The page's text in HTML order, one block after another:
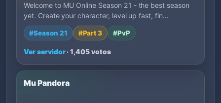
Welcome to MU Online Season 21 - the best season
yet. Create your character, level up fast, fin…
#Season 21 #Part 3 #PvP
Ver servidor· 1,405 votos
Mu Pandora